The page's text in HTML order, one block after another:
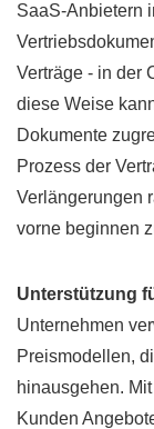
SaaS-Anbietern
Verträge - in der
diese Weise
Dokumente
Prozess der
Verlängerungen
vorne beginnen
Unterstützung
Unternehmen
Preismodellen,
hinausgehen.
Kunden